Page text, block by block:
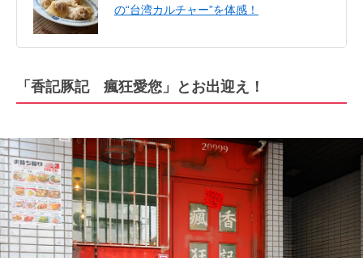
の“台湾カルチャー”を体感！
「香記豚記 瘋狂愛您」とお出迎え！